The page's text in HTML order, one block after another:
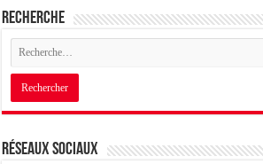
Recherche
Réseaux sociaux